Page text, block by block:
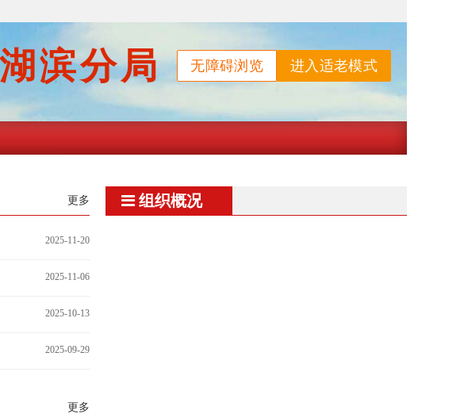
滨分局 无障碍浏览 进入适老模式
更多
2025-11-20
2025-11-06
2025-10-13
2025-09-29
更多
组织概况